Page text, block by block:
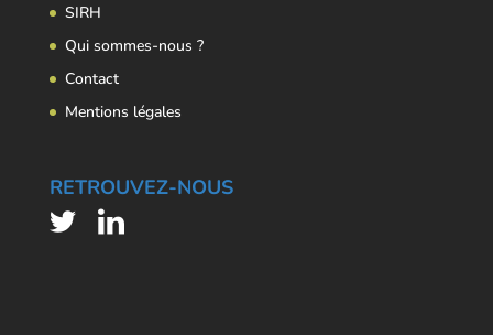
SIRH
Qui sommes-nous ?
Contact
Mentions légales
RETROUVEZ-NOUS